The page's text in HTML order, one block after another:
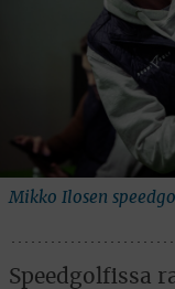
Mikko Ilosen
Speedgolfissa